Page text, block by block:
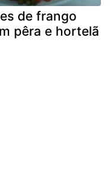
de frango
pêra e hortelã